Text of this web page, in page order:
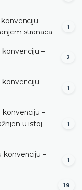
–
stranaca
1
konvenciju –
2
konvenciju –
1
konvenciju –
u istoj
1
konvenciju –
1
19